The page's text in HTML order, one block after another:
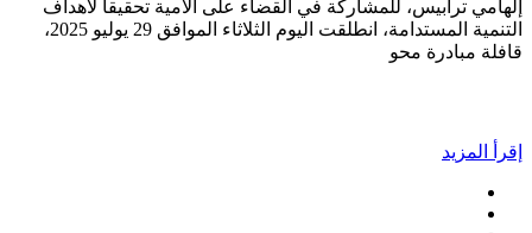
إلهامي ترابيس، للمشاركة في القضاء على الأمية تحقيقا لأهداف
التنمية المستدامة، انطلقت اليوم الثلاثاء الموافق 29 يوليو 2025،
قافلة مبادرة محو
إقرأ المزيد